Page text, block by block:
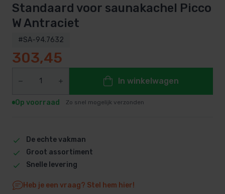
Standaard voor saunakachel Picco
W Antraciet
#SA-94.7632
303,45
In winkelwagen
Op voorraad Zo snel mogelijk verzonden
De echte vakman
Groot assortiment
Snelle levering
Heb je een vraag? Stel hem hier!